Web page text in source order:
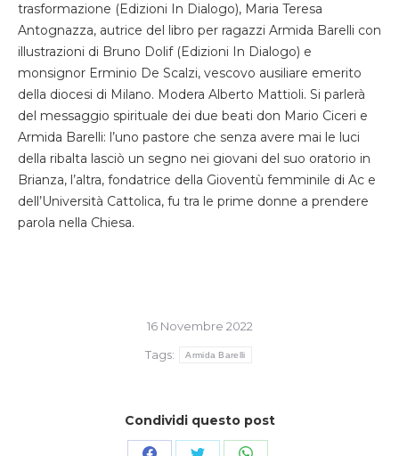
trasformazione (Edizioni In Dialogo), Maria Teresa
Antognazza, autrice del libro per ragazzi Armida Barelli con
illustrazioni di Bruno Dolif (Edizioni In Dialogo) e
monsignor Erminio De Scalzi, vescovo ausiliare emerito
della diocesi di Milano. Modera Alberto Mattioli. Si parlerà
del messaggio spirituale dei due beati don Mario Ciceri e
Armida Barelli: l’uno pastore che senza avere mai le luci
della ribalta lasciò un segno nei giovani del suo oratorio in
Brianza, l’altra, fondatrice della Gioventù femminile di Ac e
dell’Università Cattolica, fu tra le prime donne a prendere
parola nella Chiesa.
16 Novembre 2022
Tags:
Armida Barelli
Condividi questo post